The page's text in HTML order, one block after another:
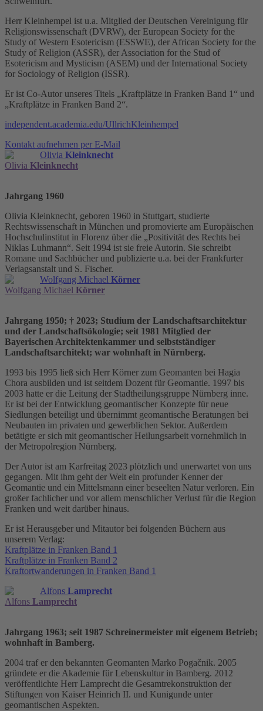
Herr Kleinhempel ist u.a. Mitglied der Deutschen Vereinigung für
Religionswissenschaft (DVRW), der European Society for the
Study of Western Esotericism (ESSWE), der African Society for the
Study of Religion (ASSR), der Association for the Stud of
Esotericism and Mysticism (ASEM) und der International Society
for Sociology of Religion (ISSR).
Er ist Co-Autor unseres Titels „Kraftplätze in Franken Band 1“ und
„Kraftplätze in Franken Band 2“.
independent.academia.edu/UllrichKleinhempel
Kontakt aufnehmen per E-Mail
Olivia Kleinknecht
Olivia Kleinknecht
Jahrgang 1960
Olivia Kleinknecht, geboren 1960 in Stuttgart, studierte
Rechtswissenschaft in München und promovierte am Europäischen
Hochschulinstitut in Florenz über die „Positivität des Rechts bei
Niklas Luhmann“. Seit 1994 ist sie freie Autorin. Sie schreibt
Romane und Sachbücher und publizierte u.a. bei der Frankfurter
Verlagsanstalt und S. Fischer.
Wolfgang Michael Körner
Wolfgang Michael Körner
Jahrgang 1950; † 2023; Studium der Landschaftsarchitektur
und der Landschaftsökologie; seit 1981 Mitglied der
Bayerischen Architektenkammer und selbstständiger
Landschaftsarchitekt; war wohnhaft in Nürnberg.
1993 bis 1995 ließ sich Herr Körner zum Geomanten bei Hagia
Chora ausbilden und ist seitdem Dozent für Geomantie. 1997 bis
2003 hatte er die Leitung der Stadtheilungsgruppe Nürnberg inne.
Er ist bei der Entwicklung geomantischer Konzepte für neue
Siedlungen beteiligt und übernimmt geomantische Beratungen bei
Neubauten im privaten und gewerblichen Sektor. Außerdem
betätigte er sich mit geomantischer Heilungsarbeit vornehmlich in
der Metropolregion Nürnberg.
Der Autor ist am Karfreitag 2023 plötzlich und unerwartet von uns
gegangen. Mit ihm geht der Welt ein profunder Kenner der
Geomantie und ein Mittelsmann einer beseelten Natur verloren. Ein
großer fachlicher und vor allem menschlicher Verlust für die Region
Franken und weit darüber hinaus.
Er ist Herausgeber und Mitautor bei folgenden Büchern aus
unserem Verlag:
Kraftplätze in Franken Band 1
Kraftplätze in Franken Band 2
Kraftortwanderungen in Franken Band 1
Alfons Lamprecht
Alfons Lamprecht
Jahrgang 1963; seit 1987 Schreinermeister mit eigenem Betrieb;
wohnhaft in Bamberg.
2004 traf er den bekannten Geomanten Marko Pogačnik. 2005
gründete er die Akademie für Lebenskultur in Bamberg. 2012
veröffentlichte Herr Lamprecht die Gesamtrekonstruktion der
Stiftungen von Kaiser Heinrich II. und Kunigunde unter
geomantischen Aspekten.